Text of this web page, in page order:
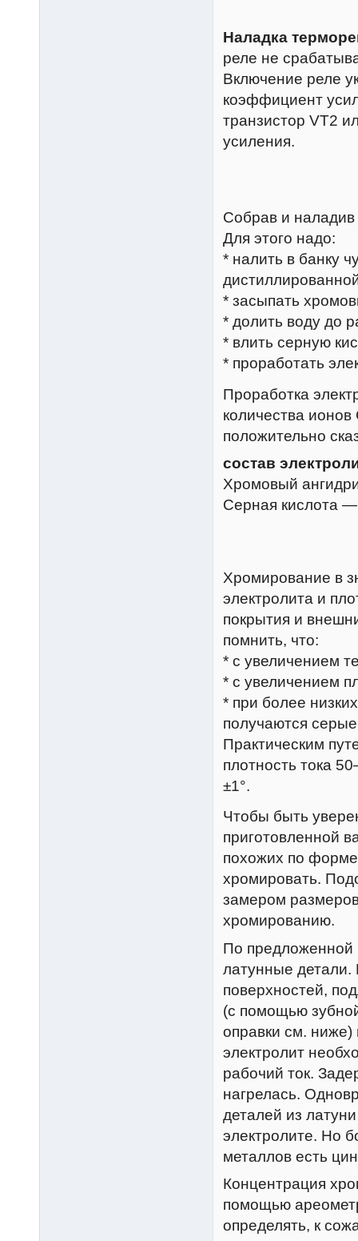
Наладка
реле не
Включение реле
коэффициент
транзистор VT2
усиления.
Собрав и наладив
Для этого надо:
* налить в банку
* засыпать
* долить воду до
* влить серную
* проработать
Проработка
количества
положительно
состав
Хромовый
Серная кислота —
Хромирование в
электролита и
покрытия и
помнить, что:
* с увеличением
* с увеличением
* при более
получаются
Практическим
плотность тока
±1°.
Чтобы быть
приготовленной
похожих по
хромировать.
замером
хромированию.
По предложенной
латунные детали.
поверхностей,
(с помощью
оправки см.
электролит
рабочий ток.
нагрелась.
деталей из
электролите. Но
металлов есть
Концентрация
помощью
определять, к